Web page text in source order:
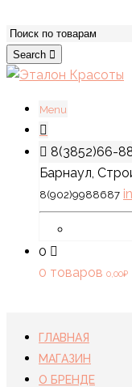
Search
Menu
8(3852)66-
Барнаул,
8(902)9988687
0
0 товаров 0,00₽
ГЛАВНАЯ
МАГАЗИН
О БРЕНДЕ